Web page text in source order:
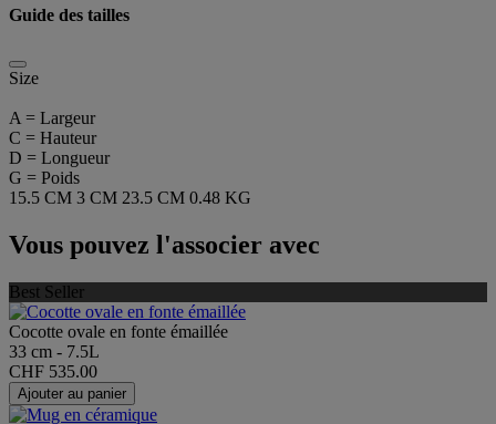
Guide des tailles
Size
A = Largeur
C = Hauteur
D = Longueur
G = Poids
15.5 CM 3 CM 23.5 CM 0.48 KG
Vous pouvez l'associer avec
Best Seller
Cocotte ovale en fonte émaillée
33 cm - 7.5L
CHF 535.00
Ajouter au panier